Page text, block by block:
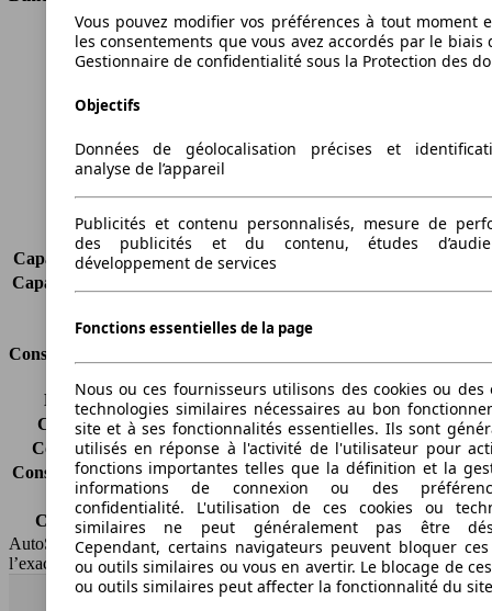
Longueur
3840 mm
Hauteur
1480 mm
Empattement
Poids maximum
1370 kg
Charge maximale
510 kg
Charge sur toit
-
Capacité de remorquage (sans freins)
Capacité de remorquage (avec freins)
Consommation
Émissions de CO2*
136 g/km (komb.)
Consommation (ville)
7.3 l/100km
Consommation (route)
4.8 l/100km
Consommation (combinée)* 5.7 l/100km
Classe d'émissions
Euro 4
Capacité du réservoir
47 l
AutoScout24 Belgium SA décline toute responsabilité concernant
l’exactitude des informations fournies
Vous pouvez modifier vos préférences à tout moment
les consentements que vous avez accordés par le biais
Gestionnaire de confidentialité sous la Protection des
Objectifs
Données de géolocalisation précises et
analyse de l’appareil
Publicités et contenu personnalisés, mesure de
des publicités et du contenu, études
développement de services
Fonctions essentielles de la page
Nous ou ces fournisseurs utilisons des cookies ou des
technologies similaires nécessaires au bon
site et à ses fonctionnalités essentielles. Ils sont
utilisés en réponse à l'activité de l'utilisateur pour
fonctions importantes telles que la définition et la
informations de connexion ou des
confidentialité. L'utilisation de ces cookies ou
similaires ne peut généralement pas être
Cependant, certains navigateurs peuvent bloquer ces
ou outils similaires ou vous en avertir. Le blocage de
ou outils similaires peut affecter la fonctionnalité du